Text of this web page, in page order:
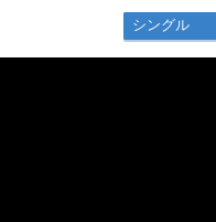
シングル